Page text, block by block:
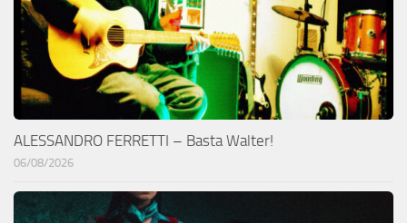
ALESSANDRO FERRETTI – Basta Walter!
06/08/2026